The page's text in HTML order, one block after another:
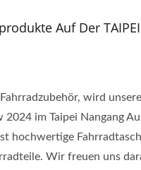
Auf Der TAIPEI
wird
im Taipei Nangang
hochwertige
Wir freuen uns